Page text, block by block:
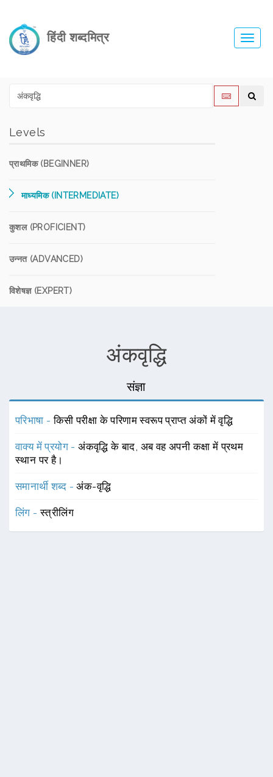
हिंदी शब्दमित्र
Levels
प्राथमिक (BEGINNER)
माध्यमिक (INTERMEDIATE)
कुशल (PROFICIENT)
उन्नत (ADVANCED)
विशेषज्ञ (EXPERT)
अंकवृद्धि
संज्ञा
परिभाषा -किसी परीक्षा के परिणाम स्वरूप प्राप्त अंकों में वृद्धि
वाक्य में प्रयोग -अंकवृद्धि के बाद, अब वह अपनी कक्षा में प्रथम
स्थान पर है।
समानार्थी शब्द -अंक-वृद्धि
लिंग -स्त्रीलिंग